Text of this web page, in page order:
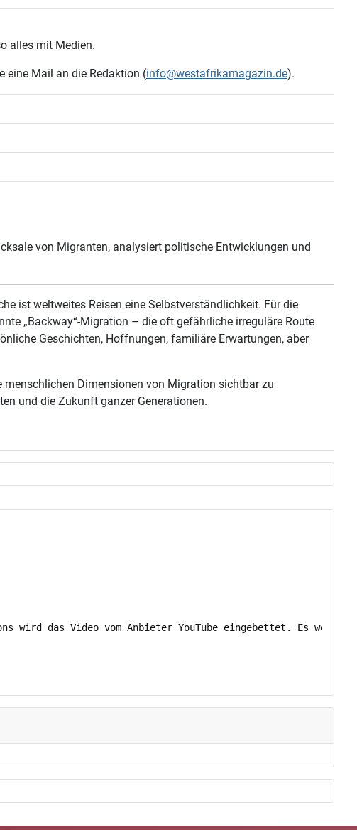
wird das Video vom Anbieter YouTube eingebettet. Es
alles mit Medien.
eine Mail an die Redaktion (info@westafrikamagazin.de).
von Migranten, analysiert politische Entwicklungen und
ist weltweites Reisen eine Selbstverständlichkeit. Für die
„Backway“-Migration – die oft gefährliche irreguläre Route
Geschichten, Hoffnungen, familiäre Erwartungen, aber
menschlichen Dimensionen von Migration sichtbar zu
und die Zukunft ganzer Generationen.